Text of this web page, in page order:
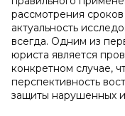
рассмотрения
актуальность
всегда. Одним из
юриста является
конкретном случае,
перспективность
защиты нарушенных